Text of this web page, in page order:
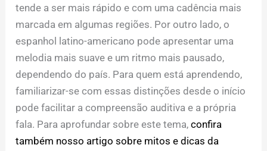
tende a ser mais rápido e com uma cadência mais
marcada em algumas regiões. Por outro lado, o
espanhol latino-americano pode apresentar uma
melodia mais suave e um ritmo mais pausado,
dependendo do país. Para quem está aprendendo,
familiarizar-se com essas distinções desde o início
pode facilitar a compreensão auditiva e a própria
fala. Para aprofundar sobre este tema,confira
também nosso artigo sobre mitos e dicas da